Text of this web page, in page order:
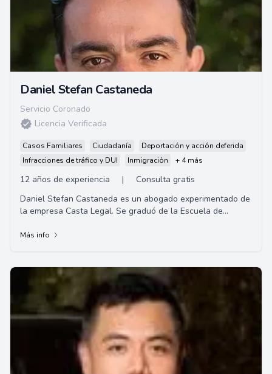
Daniel Stefan Castaneda
Servicio Coronado
Licencia Verificada
Casos Familiares Ciudadanía
Deportación y acción deferida
Infracciones de tráfico y DUI
Inmigración + 4 más
12 años de experiencia |
Consulta gratis
Daniel Stefan Castaneda es un abogado experimentado de
la empresa Casta Legal. Se graduó de la Escuela de
Más info